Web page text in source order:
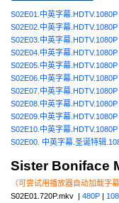
S02E01.中英字幕.HDTV.1080P
S02E02.中英字幕.HDTV.1080P
S02E03.中英字幕.HDTV.1080P
S02E04.中英字幕.HDTV.1080P
S02E05.中英字幕.HDTV.1080P
S02E06.中英字幕.HDTV.1080P
S02E07.中英字幕.HDTV.1080P
S02E08.中英字幕.HDTV.1080P
S02E09.中英字幕.HDTV.1080P
S02E10.中英字幕.HDTV.1080P
S02E00. 中英字幕.圣诞特辑
Sister Boniface
（可尝试用播放器自动加载字
S02E01.720P.mkv | 480P |